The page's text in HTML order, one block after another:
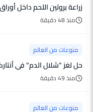
زراعة بروتين اللحم داخل
منذ 48 دقيقة
منوعات من العالم
حل لغز "شلال الدم" في
منذ 49 دقيقة
منوعات من العالم